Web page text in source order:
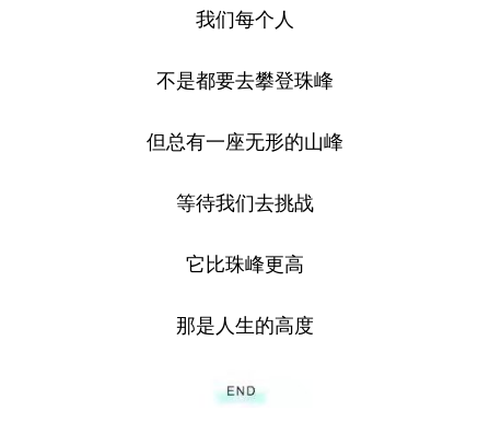
我们每个人
不是都要去攀登珠峰
但总有一座无形的山峰
等待我们去挑战
它比珠峰更高
那是人生的高度